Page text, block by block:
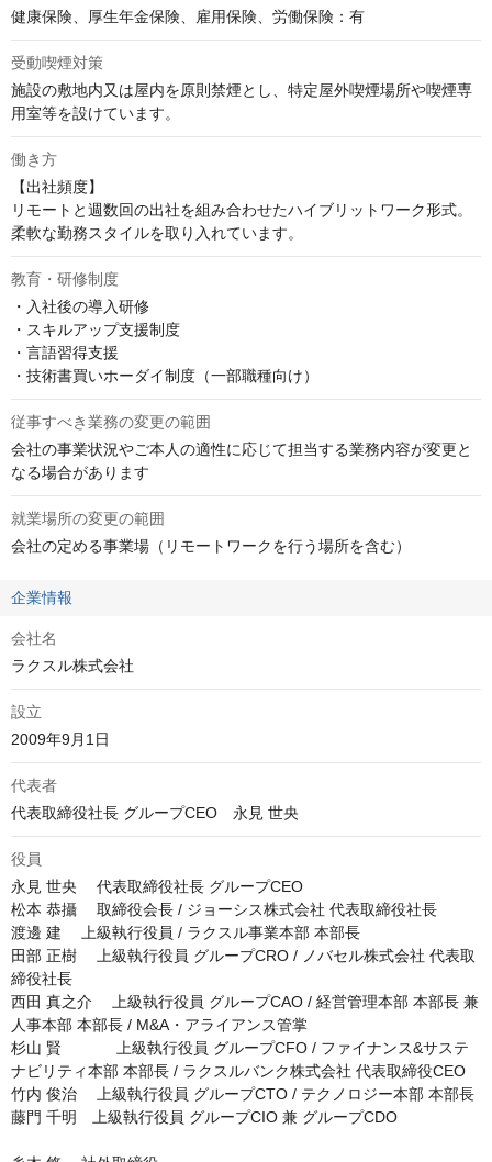
健康保険、厚生年金保険、雇用保険、労働保険：有
受動喫煙対策
施設の敷地内又は屋内を原則禁煙とし、特定屋外喫煙場所や喫煙専
用室等を設けています。
働き方
【出社頻度】
リモートと週数回の出社を組み合わせたハイブリットワーク形式。
柔軟な勤務スタイルを取り入れています。
教育・研修制度
・入社後の導入研修
・スキルアップ支援制度
・言語習得支援
・技術書買いホーダイ制度（一部職種向け）
従事すべき業務の変更の範囲
会社の事業状況やご本人の適性に応じて担当する業務内容が変更と
なる場合があります
就業場所の変更の範囲
会社の定める事業場（リモートワークを行う場所を含む）
企業情報
会社名
ラクスル株式会社
設立
2009年9月1日
代表者
代表取締役社長 グループCEO　永見 世央
役員
永見 世央 　代表取締役社長 グループCEO
松本 恭攝 　取締役会長 / ジョーシス株式会社 代表取締役社長
渡邊 建 　上級執行役員 / ラクスル事業本部 本部長
田部 正樹 　上級執行役員 グループCRO / ノバセル株式会社 代表取
締役社長
西田 真之介 　上級執行役員 グループCAO / 経営管理本部 本部長 兼
人事本部 本部長 / M&A・アライアンス管掌
杉山 賢 　        上級執行役員 グループCFO / ファイナンス&サステ
ナビリティ本部 本部長 / ラクスルバンク株式会社 代表取締役CEO
竹内 俊治 　上級執行役員 グループCTO / テクノロジー本部 本部長
藤門 千明　上級執行役員 グループCIO 兼 グループCDO